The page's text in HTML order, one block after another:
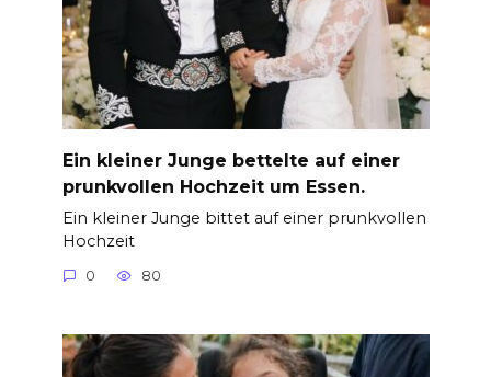
Ein kleiner Junge bettelte auf einer
prunkvollen Hochzeit um Essen.
Ein kleiner Junge bittet auf einer prunkvollen
Hochzeit
0 80